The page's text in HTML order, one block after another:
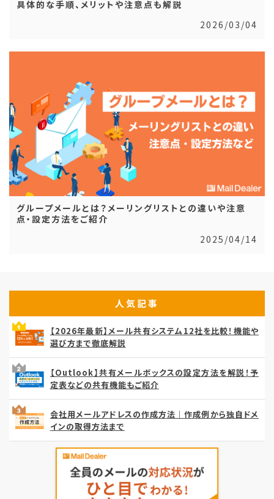
具体的な手順、メリットや注意点も解説
2026/03/04
グループメールとは？メーリングリストとの違いや注意
点・設定方法をご紹介
2025/04/14
人気記事
【2026年最新】メール共有システム12社を比較！機能や
選び方まで徹底解説
【Outlook】共有メールボックスの設定方法を解説！予
定表などの共有機能もご紹介
会社用メールアドレスの作成方法｜作成例から独自ドメ
インの取得方法まで